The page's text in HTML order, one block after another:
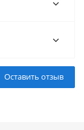
Оставить отзыв